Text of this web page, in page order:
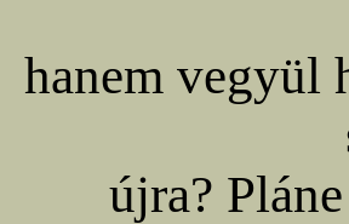
hanem vegyül
újra?